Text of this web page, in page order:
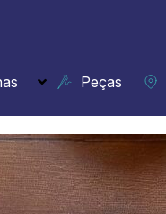
Peças